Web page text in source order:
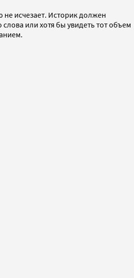
исчезает. Историк должен
или хотя бы увидеть тот объем